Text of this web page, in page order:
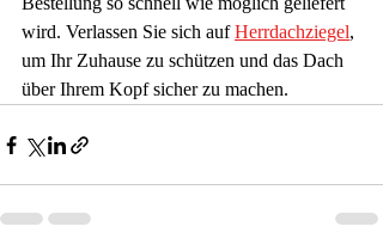
wird. Verlassen Sie sich auf Herrdachziegel,
um Ihr Zuhause zu schützen und das Dach
über Ihrem Kopf sicher zu machen.